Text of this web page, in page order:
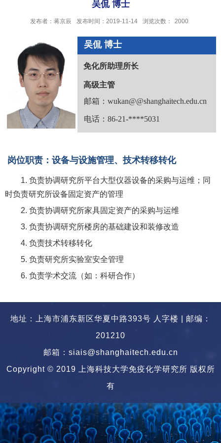
吴侃 博士
发布者：蒋京辰 发布时间：2019-11-14 浏览次数： 2000
吴侃 博士
免化所助理所长
高级主管
邮箱：wukan@@shanghaitech.edu.cn
电话：86-21-****5031
岗位职责：设备与设施管理、技术转移转化
1. 负责协调研究所平台大型仪器设备的采购与运维；同
时负责研究所设备固定资产的管理
2. 负责协调研究所家具固定资产的采购与运维
3. 负责协调研究所楼房的基础建设和装修改造
4. 负责技术转移转化
5. 负责研究所实验室安全管理
6. 负责学术交流（如：科研合作）
地址：上海市浦东新区华夏中路393号 人字楼 | 邮编：
201210
邮箱：siais@shanghaitech.edu.cn
Copyright © 2019 上海科技大学免疫化学研究所 版权所
有